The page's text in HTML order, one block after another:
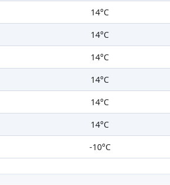
14°C
14°C
14°C
14°C
14°C
14°C
-10°C